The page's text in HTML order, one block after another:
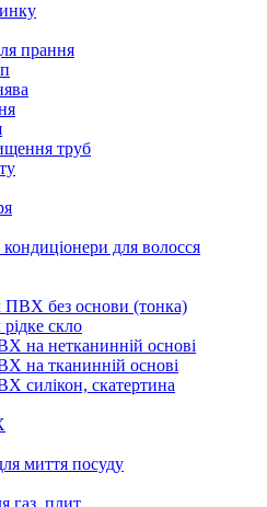
прання
труб
для волосся
ПВХ без основи (тонка)
скло
на нетканинній основі
на тканинній основі
силікон, скатертина
миття посуду
газ. плит